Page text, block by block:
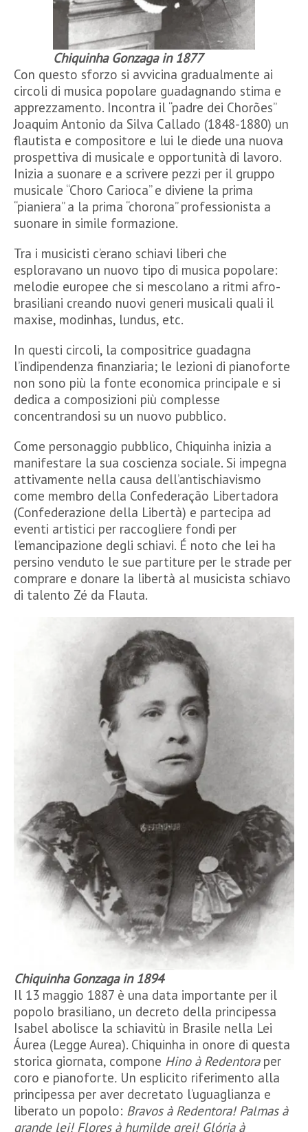
Chiquinha Gonzaga in 1877
Con questo sforzo si avvicina gradualmente ai
circoli di musica popolare guadagnando stima e
apprezzamento. Incontra il “padre dei Chorões”
Joaquim Antonio da Silva Callado (1848-1880) un
flautista e compositore e lui le diede una nuova
prospettiva di musicale e opportunità di lavoro.
Inizia a suonare e a scrivere pezzi per il gruppo
musicale “Choro Carioca” e diviene la prima
“pianiera” a la prima “chorona” professionista a
suonare in simile formazione.
Tra i musicisti c’erano schiavi liberi che
esploravano un nuovo tipo di musica popolare:
melodie europee che si mescolano a ritmi afro-
brasiliani creando nuovi generi musicali quali il
maxise, modinhas, lundus, etc.
In questi circoli, la compositrice guadagna
l’indipendenza finanziaria; le lezioni di pianoforte
non sono più la fonte economica principale e si
dedica a composizioni più complesse
concentrandosi su un nuovo pubblico.
Come personaggio pubblico, Chiquinha inizia a
manifestare la sua coscienza sociale. Si impegna
attivamente nella causa dell’antischiavismo
come membro della Confederação Libertadora
(Confederazione della Libertà) e partecipa ad
eventi artistici per raccogliere fondi per
l’emancipazione degli schiavi. É noto che lei ha
persino venduto le sue partiture per le strade per
comprare e donare la libertà al musicista schiavo
di talento Zé da Flauta.
Chiquinha Gonzaga in 1894
Il 13 maggio 1887 è una data importante per il
popolo brasiliano, un decreto della principessa
Isabel abolisce la schiavitù in Brasile nella Lei
Áurea (Legge Aurea). Chiquinha in onore di questa
storica giornata, compone Hino à Redentora per
coro e pianoforte. Un esplicito riferimento alla
principessa per aver decretato l’uguaglianza e
liberato un popolo: Bravos à Redentora! Palmas à
grande lei! Flores à humilde grei! Glória à